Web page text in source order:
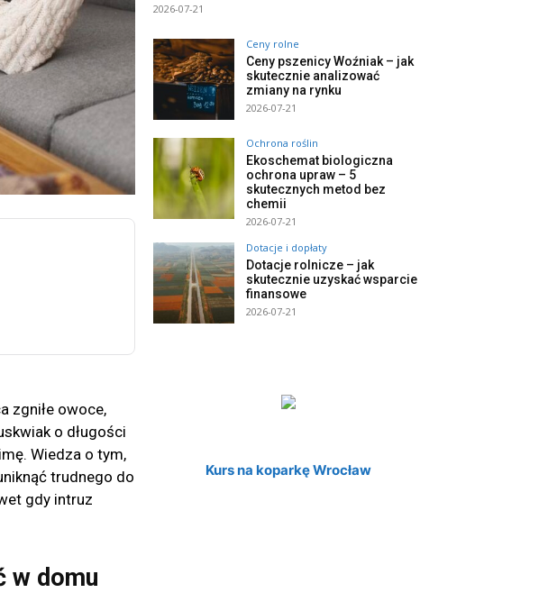
zgniłe owoce,
o długości
Wiedza o tym,
trudnego do
gdy intruz
w domu
2026-07-21
Ceny rolne
Ceny pszenicy Woźniak – jak
skutecznie analizować
zmiany na rynku
2026-07-21
Ochrona roślin
Ekoschemat biologiczna
ochrona upraw – 5
skutecznych metod bez
chemii
2026-07-21
Dotacje i dopłaty
Dotacje rolnicze – jak
skutecznie uzyskać wsparcie
finansowe
2026-07-21
Kurs na koparkę Wrocław